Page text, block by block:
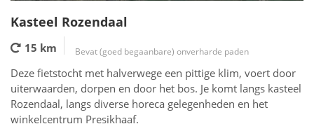
Kasteel Rozendaal
15 km Bevat (goed begaanbare) onverharde paden
Deze fietstocht met halverwege een pittige klim, voert door
uiterwaarden, dorpen en door het bos. Je komt langs kasteel
Rozendaal, langs diverse horeca gelegenheden en het
winkelcentrum Presikhaaf.